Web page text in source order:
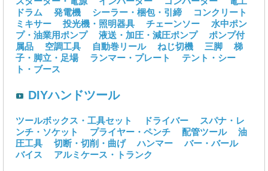
ドラム
発電機 シーラー・梱包・引締
コンクリート
ミキサー
投光機・照明器具 チェーンソー
水中ポン
プ・油業用ポンプ
液送・加圧・減圧ポンプ
ポンプ付
属品
空調工具 自動巻リール ねじ切機 三脚
梯
子・脚立・足場
ランマー・プレート
テント・シー
ト・ブース
DIYハンドツール
ツールボックス・工具セット ドライバー
スパナ・レ
ンチ・ソケット
プライヤー・ペンチ 配管ツール
油
圧工具
切断・切削・曲げ ハンマー
バー・バール
バイス
アルミケース・トランク